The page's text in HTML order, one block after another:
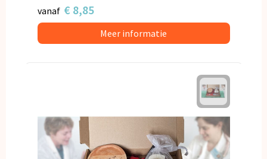
vanaf € 8,85
Meer informatie